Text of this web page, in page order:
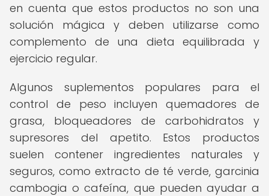
en cuenta que estos productos no son una
solución mágica y deben utilizarse como
complemento de una dieta equilibrada y
ejercicio regular.
Algunos suplementos populares para el
control de peso incluyen quemadores de
grasa, bloqueadores de carbohidratos y
supresores del apetito. Estos productos
suelen contener ingredientes naturales y
seguros, como extracto de té verde, garcinia
cambogia o cafeína, que pueden ayudar a